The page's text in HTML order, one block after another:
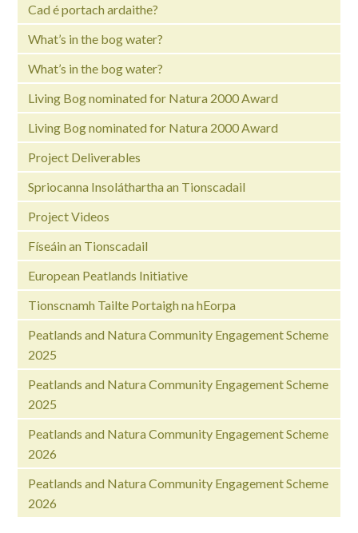
Cad é portach ardaithe?
What’s in the bog water?
What’s in the bog water?
Living Bog nominated for Natura 2000 Award
Living Bog nominated for Natura 2000 Award
Project Deliverables
Spriocanna Insoláthartha an Tionscadail
Project Videos
Físeáin an Tionscadail
European Peatlands Initiative
Tionscnamh Tailte Portaigh na hEorpa
Peatlands and Natura Community Engagement Scheme
2025
Peatlands and Natura Community Engagement Scheme
2025
Peatlands and Natura Community Engagement Scheme
2026
Peatlands and Natura Community Engagement Scheme
2026